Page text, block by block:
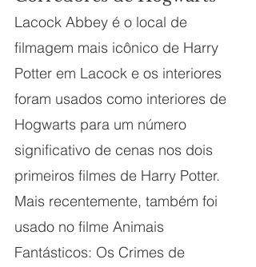
Lacock Abbey é o local de
filmagem mais icônico de Harry
Potter em Lacock e os interiores
foram usados como interiores de
Hogwarts para um número
significativo de cenas nos dois
primeiros filmes de Harry Potter.
Mais recentemente, também foi
usado no filme Animais
Fantásticos: Os Crimes de